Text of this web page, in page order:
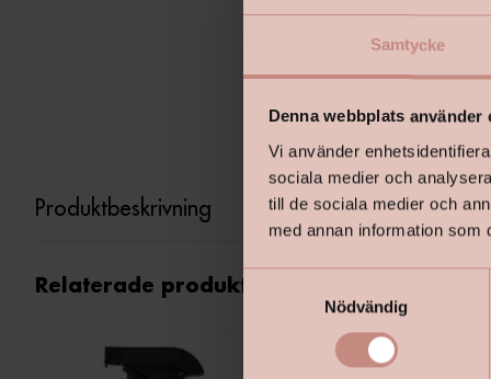
Samtycke
Denna webbplats använder
Vi använder
sociala medier och
till de sociala medier och
med annan information som
S
Nödvändig
Produktbeskrivning
Relaterade produkter